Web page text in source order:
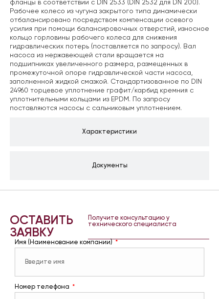
Характеристики
Документы
фланцы в соответствии с DIN 2533 (DIN 2532 для DN 200).
Рабочее колесо из чугуна закрытого типа динамически
отбалансировано посредством компенсации осевого
усилия при помощи балансировочных отверстий, износное
кольцо горловины рабочего колеса для снижения
гидравлических потерь (поставляется по запросу). Вал
насоса из нержавеющей стали вращается на
подшипниках увеличенного размера, размещенных в
промежуточной опоре гидравлической части насоса,
заполненной жидкой смазкой. Стандартизованное по DIN
24960 торцевое уплотнение графит/карбид кремния с
уплотнительными кольцами из EPDM. По запросу
поставляются насосы с сальниковым уплотнением.
ОСТАВИТЬ
ЗАЯВКУ
Получите консультацию у
технического специалиста
Имя (Наименование компании)
Номер телефона